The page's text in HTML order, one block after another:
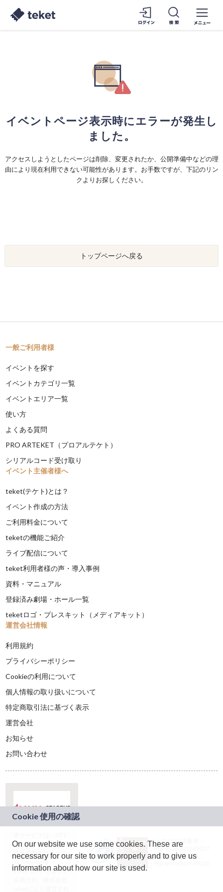
イベントページ表示時にエラーが発生し
ました。
アクセスしようとしたページは削除、変更されたか、公開準備中などの理
由により現在利用できない可能性があります。お手数ですが、下記のリン
クよりお探しください。
トップページへ戻る
一般ご利用者様
イベントを探す
イベントカテゴリ一覧
イベントエリア一覧
使い方
よくある質問
PRO ARTEKET（プロアルテケト）
シリアルコード受け取り
イベント主催者様へ
teket(テケト)とは？
イベント作成の方法
ご利用料金について
teketの機能ご紹介
ライブ配信について
teket利用者様の声・導入事例
資料・マニュアル
登録済み劇場・ホール一覧
teketロゴ・プレスキット（メディアキット）
運営会社情報
利用規約
プライバシーポリシー
Cookieの利用について
個人情報の取り扱いについて
特定商取引法に基づく表示
運営会社
お知らせ
お問い合わせ
ドコモグループの新
規事業創出プログラ
ム「docomo
STARTUP」を通じて
JASRAC許諾番号：
9024936001Y45037
JASRAC許諾番号：
On our website we use some cookies. These are
necessary for our site to work properly and to give us
information about how our site is used.